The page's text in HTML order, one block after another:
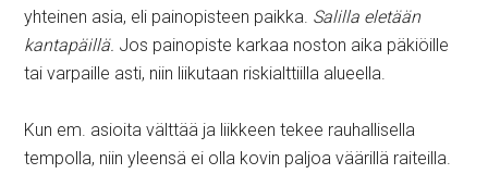
yhteinen asia, eli painopisteen paikka. Salilla eletään
kantapäillä. Jos painopiste karkaa noston aika päkiöille
tai varpaille asti, niin liikutaan riskialttiilla alueella.
Kun em. asioita välttää ja liikkeen tekee rauhallisella
tempolla, niin yleensä ei olla kovin paljoa väärillä raiteilla.